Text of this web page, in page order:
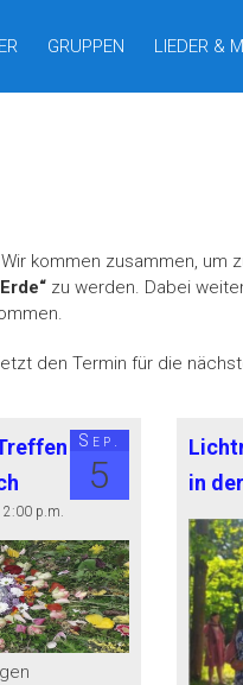
GRUPPEN LIEDER &
kommen zusammen, um
zu werden. Dabei
den Termin für die
Sep.
5
2:00 p.m.
in